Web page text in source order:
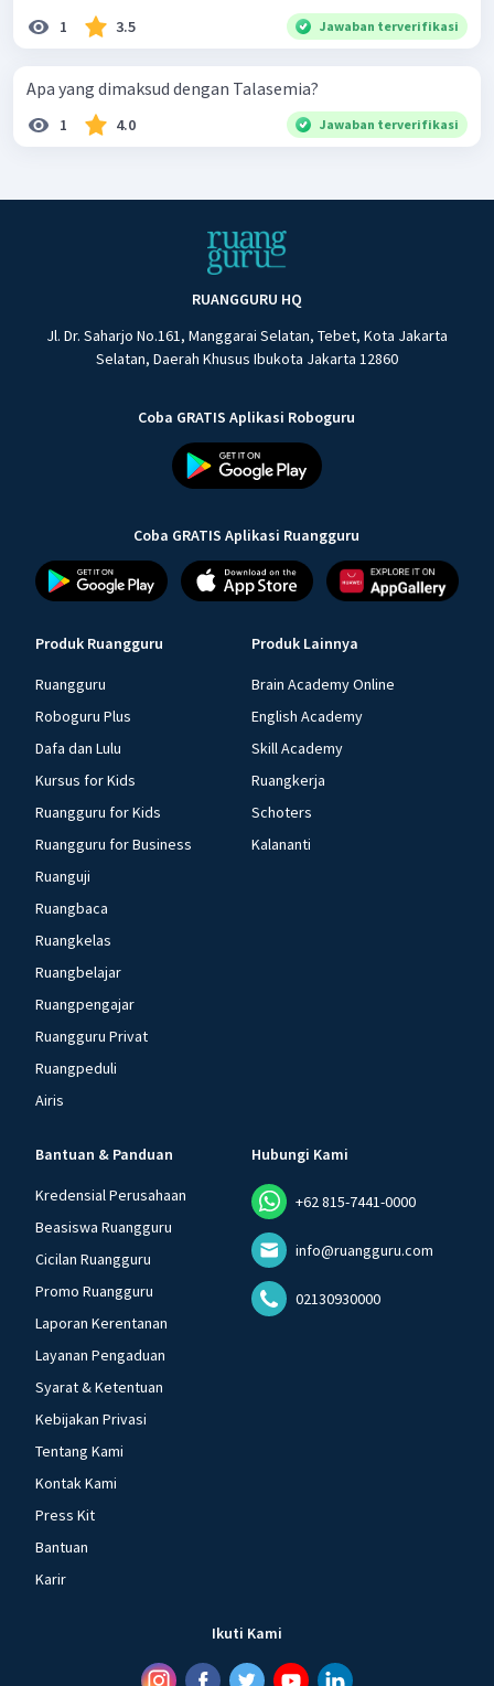
1 3.5 Jawaban terverifikasi
Apa yang dimaksud dengan Talasemia?
1 4.0 Jawaban terverifikasi
RUANGGURU HQ
Jl. Dr. Saharjo No.161, Manggarai Selatan, Tebet, Kota Jakarta
Selatan, Daerah Khusus Ibukota Jakarta 12860
Coba GRATIS Aplikasi Roboguru
Coba GRATIS Aplikasi Ruangguru
Produk Ruangguru
Ruangguru
Roboguru Plus
Dafa dan Lulu
Kursus for Kids
Ruangguru for Kids
Ruangguru for Business
Ruanguji
Ruangbaca
Ruangkelas
Ruangbelajar
Ruangpengajar
Ruangguru Privat
Ruangpeduli
Airis
Produk Lainnya
Brain Academy Online
English Academy
Skill Academy
Ruangkerja
Schoters
Kalananti
Bantuan & Panduan
Kredensial Perusahaan
Beasiswa Ruangguru
Cicilan Ruangguru
Promo Ruangguru
Laporan Kerentanan
Layanan Pengaduan
Syarat & Ketentuan
Kebijakan Privasi
Tentang Kami
Kontak Kami
Press Kit
Bantuan
Karir
Hubungi Kami
+62 815-7441-0000
info@ruangguru.com
02130930000
Ikuti Kami